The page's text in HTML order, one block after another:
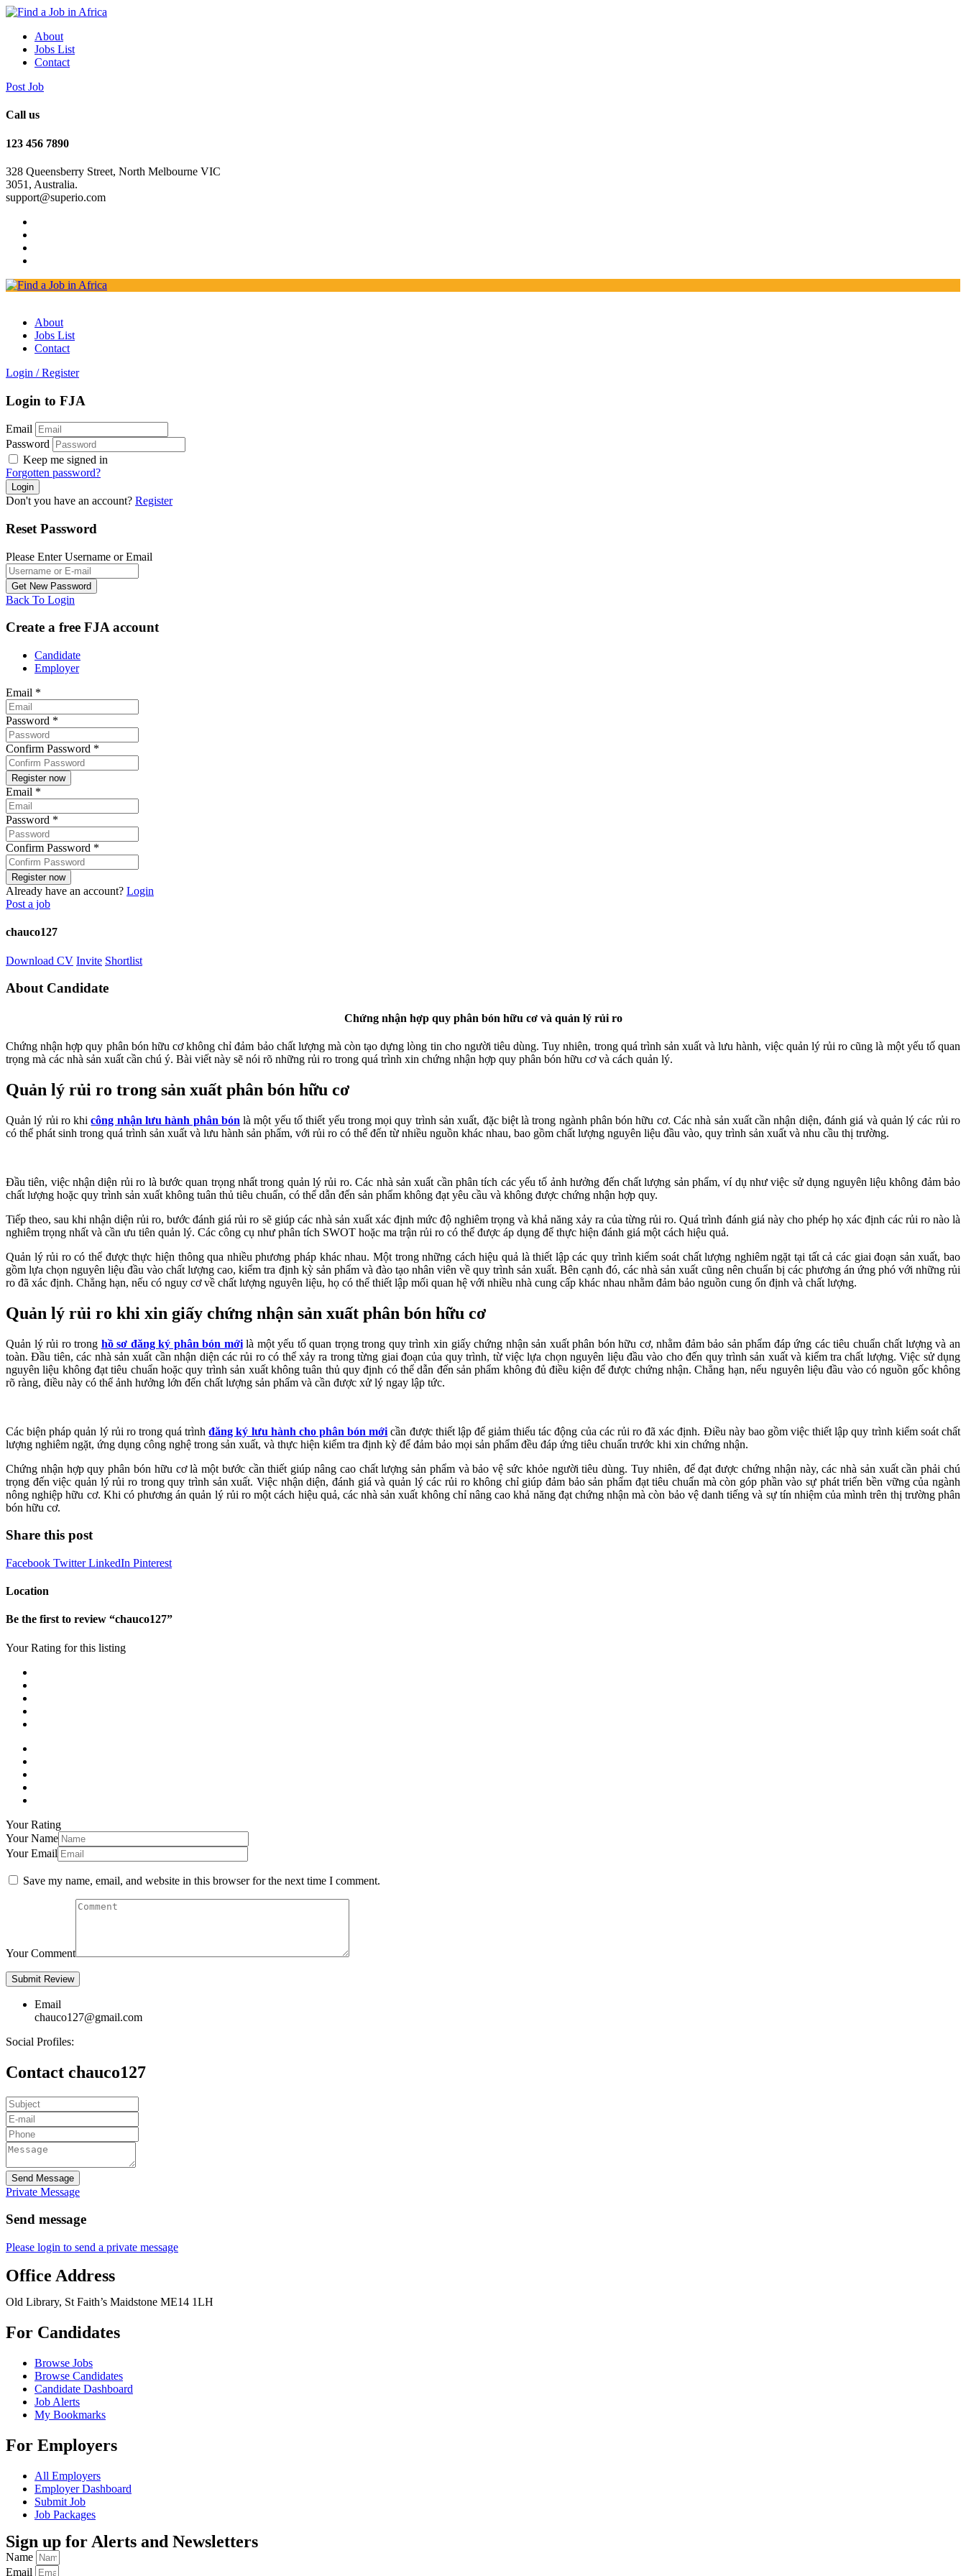
About
Jobs List
Contact
Post Job
Call us
123 456 7890
328 Queensberry Street, North Melbourne VIC
3051, Australia.
support@superio.com
About
Jobs List
Contact
Login / Register
Login to FJA
Email
Password
Keep me signed in
Forgotten password?
Don't you have an account? Register
Reset Password
Please Enter Username or Email
Back To Login
Create a free FJA account
Candidate
Employer
Email *
Password *
Confirm Password *
Email *
Password *
Confirm Password *
Already have an account? Login
Post a job
chauco127
Download CV Invite Shortlist
About Candidate
Chứng nhận hợp quy phân bón hữu cơ và quản lý rủi ro
Chứng nhận hợp quy phân bón hữu cơ không chỉ đảm bảo chất lượng mà còn tạo dựng lòng tin cho người tiêu dùng. Tuy nhiên, trong quá trình sản xuất và lưu hành, việc quản lý rủi ro cũng là một yếu tố quan
trọng mà các nhà sản xuất cần chú ý. Bài viết này sẽ nói rõ những rủi ro trong quá trình xin chứng nhận hợp quy phân bón hữu cơ và cách quản lý.
Quản lý rủi ro trong sản xuất phân bón hữu cơ
Quản lý rủi ro khicông nhận lưu hành phân bón là một yếu tố thiết yếu trong mọi quy trình sản xuất, đặc biệt là trong ngành phân bón hữu cơ. Các nhà sản xuất cần nhận diện, đánh giá và quản lý các rủi ro
có thể phát sinh trong quá trình sản xuất và lưu hành sản phẩm, với rủi ro có thể đến từ nhiều nguồn khác nhau, bao gồm chất lượng nguyên liệu đầu vào, quy trình sản xuất và nhu cầu thị trường.
Đầu tiên, việc nhận diện rủi ro là bước quan trọng nhất trong quản lý rủi ro. Các nhà sản xuất cần phân tích các yếu tố ảnh hưởng đến chất lượng sản phẩm, ví dụ như việc sử dụng nguyên liệu không đảm bảo
chất lượng hoặc quy trình sản xuất không tuân thủ tiêu chuẩn, có thể dẫn đến sản phẩm không đạt yêu cầu và không được chứng nhận hợp quy.
Tiếp theo, sau khi nhận diện rủi ro, bước đánh giá rủi ro sẽ giúp các nhà sản xuất xác định mức độ nghiêm trọng và khả năng xảy ra của từng rủi ro. Quá trình đánh giá này cho phép họ xác định các rủi ro nào là
nghiêm trọng nhất và cần ưu tiên quản lý. Các công cụ như phân tích SWOT hoặc ma trận rủi ro có thể được áp dụng để thực hiện đánh giá một cách hiệu quả.
Quản lý rủi ro có thể được thực hiện thông qua nhiều phương pháp khác nhau. Một trong những cách hiệu quả là thiết lập các quy trình kiểm soát chất lượng nghiêm ngặt tại tất cả các giai đoạn sản xuất, bao
gồm lựa chọn nguyên liệu đầu vào chất lượng cao, kiểm tra định kỳ sản phẩm và đào tạo nhân viên về quy trình sản xuất. Bên cạnh đó, các nhà sản xuất cũng nên chuẩn bị các phương án ứng phó với những rủi
ro đã xác định. Chẳng hạn, nếu có nguy cơ về chất lượng nguyên liệu, họ có thể thiết lập mối quan hệ với nhiều nhà cung cấp khác nhau nhằm đảm bảo nguồn cung ổn định và chất lượng.
Quản lý rủi ro khi xin giấy chứng nhận sản xuất phân bón hữu cơ
Quản lý rủi ro trong hồ sơ đăng ký phân bón mớilà một yếu tố quan trọng trong quy trình xin giấy chứng nhận sản xuất phân bón hữu cơ, nhằm đảm bảo sản phẩm đáp ứng các tiêu chuẩn chất lượng và an
toàn. Đầu tiên, các nhà sản xuất cần nhận diện các rủi ro có thể xảy ra trong từng giai đoạn của quy trình, từ việc lựa chọn nguyên liệu đầu vào cho đến quy trình sản xuất và kiểm tra chất lượng. Việc sử dụng
nguyên liệu không đạt tiêu chuẩn hoặc quy trình sản xuất không tuân thủ quy định có thể dẫn đến sản phẩm không đủ điều kiện để được chứng nhận. Chẳng hạn, nếu nguyên liệu đầu vào có nguồn gốc không
rõ ràng, điều này có thể ảnh hưởng lớn đến chất lượng sản phẩm và cần được xử lý ngay lập tức.
Các biện pháp quản lý rủi ro trong quá trìnhđăng ký lưu hành cho phân bón mới cần được thiết lập để giảm thiểu tác động của các rủi ro đã xác định. Điều này bao gồm việc thiết lập quy trình kiểm soát chất
lượng nghiêm ngặt, ứng dụng công nghệ trong sản xuất, và thực hiện kiểm tra định kỳ để đảm bảo mọi sản phẩm đều đáp ứng tiêu chuẩn trước khi xin chứng nhận.
Chứng nhận hợp quy phân bón hữu cơ là một bước cần thiết giúp nâng cao chất lượng sản phẩm và bảo vệ sức khỏe người tiêu dùng. Tuy nhiên, để đạt được chứng nhận này, các nhà sản xuất cần phải chú
trọng đến việc quản lý rủi ro trong quy trình sản xuất. Việc nhận diện, đánh giá và quản lý các rủi ro không chỉ giúp đảm bảo sản phẩm đạt tiêu chuẩn mà còn góp phần vào sự phát triển bền vững của ngành
nông nghiệp hữu cơ. Khi có phương án quản lý rủi ro một cách hiệu quả, các nhà sản xuất không chỉ nâng cao khả năng đạt chứng nhận mà còn bảo vệ danh tiếng và sự tín nhiệm của mình trên thị trường phân
bón hữu cơ.
Share this post
Facebook TwitterLinkedIn Pinterest
Location
Be the first to review “chauco127”
Your Rating for this listing
Your Rating
Your Name
Your Email
Save my name, email, and website in this browser for the next time I comment.
Your Comment
Email
chauco127@gmail.com
Social Profiles:
Contact chauco127
Send Message
Private Message
Send message
Please login to send a private message
Office Address
Old Library, St Faith’s Maidstone ME14 1LH
For Candidates
Browse Jobs
Browse Candidates
Candidate Dashboard
Job Alerts
My Bookmarks
For Employers
All Employers
Employer Dashboard
Submit Job
Job Packages
Sign up for Alerts and Newsletters
Name
Email